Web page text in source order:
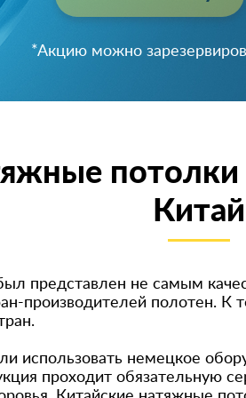
*Акцию можно
Успейте
потолки
Китай
представлен не самым
производителей полотен. К
использовать немецкое
проходит обязательную